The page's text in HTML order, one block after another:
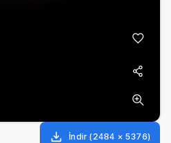
İndir (2484 × 5376)